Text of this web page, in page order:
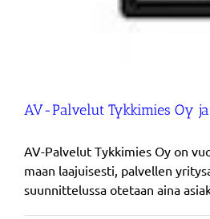
AV-Palvelut Tykkimies Oy
AV-Palvelut Tykkimies Oy on
maan laajuisesti, palvellen
suunnittelussa otetaan aina